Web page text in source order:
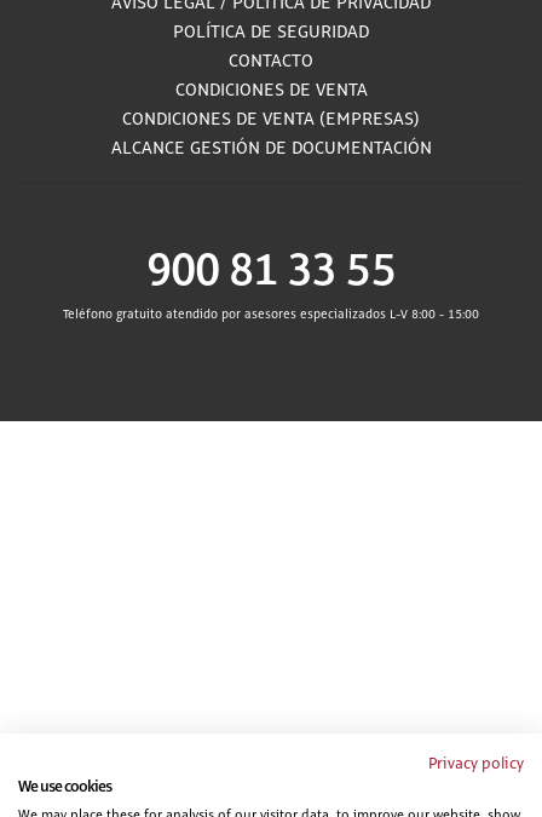
AVISO LEGAL / POLITICA DE PRIVACIDAD
POLÍTICA DE SEGURIDAD
CONTACTO
CONDICIONES DE VENTA
CONDICIONES DE VENTA (EMPRESAS)
ALCANCE GESTIÓN DE DOCUMENTACIÓN
900 81 33 55
Teléfono gratuito atendido por asesores especializados L-V 8:00 - 15:00
Privacy policy
We use cookies